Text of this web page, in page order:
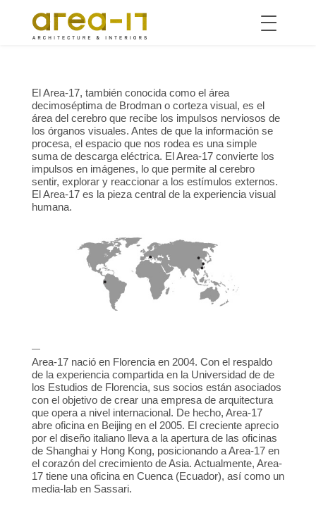
contenido
Toggle
El Area-17, también conocida como el área
decimoséptima de Brodman o corteza visual, es el
área del cerebro que recibe los impulsos nerviosos de
los órganos visuales. Antes de que la información se
procesa, el espacio que nos rodea es una simple
suma de descarga eléctrica. El Area-17 convierte los
impulsos en imágenes, lo que permite al cerebro
sentir, explorar y reaccionar a los estímulos externos.
El Area-17 es la pieza central de la experiencia visual
humana.
—
Area-17 nació en Florencia en 2004. Con el respaldo
de la experiencia compartida en la Universidad de de
los Estudios de Florencia, sus socios están asociados
con el objetivo de crear una empresa de arquitectura
que opera a nivel internacional. De hecho, Area-17
abre oficina en Beijing en el 2005. El creciente aprecio
por el diseño italiano lleva a la apertura de las oficinas
de Shanghai y Hong Kong, posicionando a Area-17 en
el corazón del crecimiento de Asia. Actualmente, Area-
17 tiene una oficina en Cuenca (Ecuador), así como un
media-lab en Sassari.